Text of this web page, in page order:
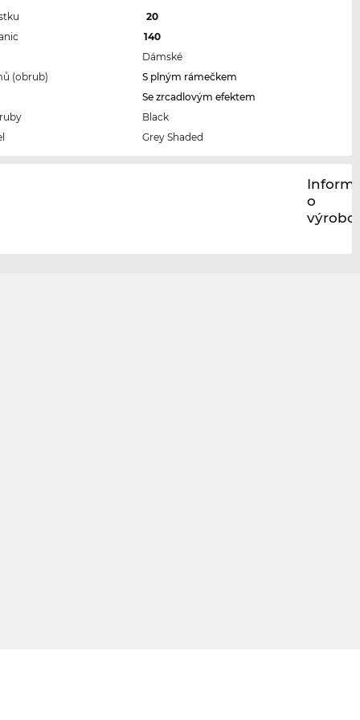
20
140
Dámské
(obrub)
S plným rámečkem
Se zrcadlovým efektem
Black
Grey Shaded
o
výrobci